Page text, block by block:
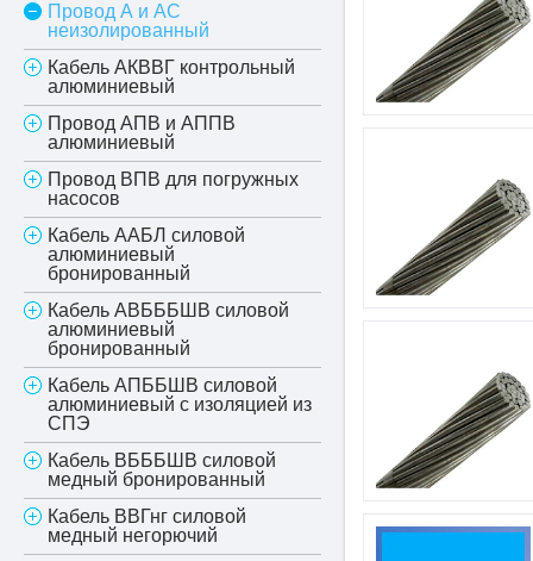
Провод А и АС
неизолированный
Кабель АКВВГ контрольный
алюминиевый
Провод АПВ и АППВ
алюминиевый
Провод ВПВ для погружных
насосов
Кабель ААБЛ силовой
алюминиевый
бронированный
Кабель АВБББШВ силовой
алюминиевый
бронированный
Кабель АПББШВ силовой
алюминиевый с изоляцией из
СПЭ
Кабель ВБББШВ силовой
медный бронированный
Кабель ВВГнг силовой
медный негорючий